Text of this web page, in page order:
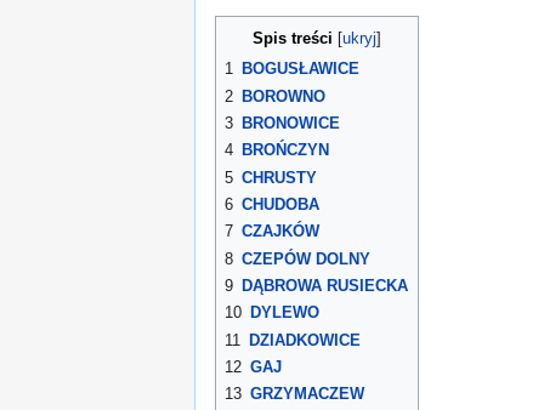
Spis treści
1 BOGUSŁAWICE
2 BOROWNO
3 BRONOWICE
4 BROŃCZYN
5 CHRUSTY
6 CHUDOBA
7 CZAJKÓW
8 CZEPÓW DOLNY
9 DĄBROWA RUSIECKA
10 DYLEWO
11 DZIADKOWICE
12 GAJ
13 GRZYMACZEW